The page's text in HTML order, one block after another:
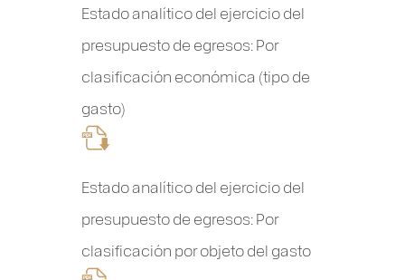
Estado analítico del ejercicio del
presupuesto de egresos: Por
clasificación económica (tipo de
gasto)
Estado analítico del ejercicio del
presupuesto de egresos: Por
clasificación por objeto del gasto